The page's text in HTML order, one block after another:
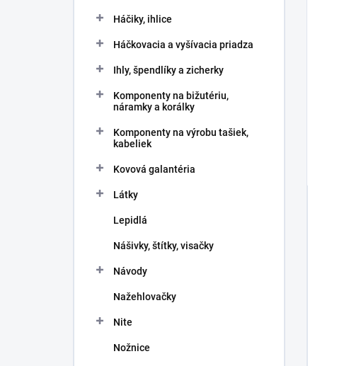
Háčiky, ihlice
Háčkovacia a vyšívacia priadza
Ihly, špendlíky a zicherky
Komponenty na bižutériu,
náramky a korálky
Komponenty na výrobu tašiek,
kabeliek
Kovová galantéria
Látky
Lepidlá
Nášivky, štítky, visačky
Návody
Nažehlovačky
Nite
Nožnice